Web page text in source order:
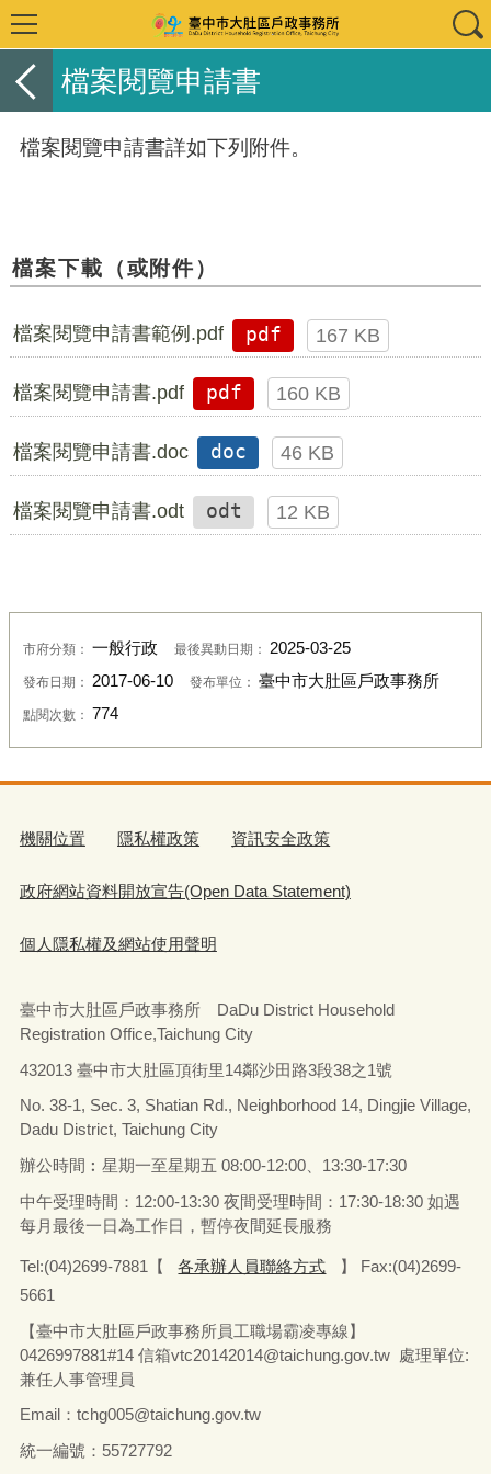
檔案閱覽申請書
檔案閱覽申請書詳如下列附件。
檔案下載（或附件）
檔案閱覽申請書範例.pdf pdf 167 KB
檔案閱覽申請書.pdf pdf 160 KB
檔案閱覽申請書.doc doc 46 KB
檔案閱覽申請書.odt odt 12 KB
市府分類： 一般行政 最後異動日期： 2025-03-25
發布日期： 2017-06-10 發布單位： 臺中市大肚區戶政事務所
點閱次數： 774
機關位置 隱私權政策 資訊安全政策
政府網站資料開放宣告(Open Data Statement)
個人隱私權及網站使用聲明
臺中市大肚區戶政事務所 DaDu District Household
Registration Office,Taichung City
432013 臺中市大肚區頂街里14鄰沙田路3段38之1號
No. 38-1, Sec. 3, Shatian Rd., Neighborhood 14, Dingjie Village,
Dadu District, Taichung City
辦公時間︰星期一至星期五 08:00-12:00、13:30-17:30
中午受理時間：12:00-13:30 夜間受理時間：17:30-18:30 如遇
每月最後一日為工作日，暫停夜間延長服務
Tel:(04)2699-7881【 各承辦人員聯絡方式
】 Fax:(04)2699-
5661
【臺中市大肚區戶政事務所員工職場霸凌專線】
0426997881#14 信箱vtc20142014@taichung.gov.tw 處理單位:
兼任人事管理員
Email：tchg005@taichung.gov.tw
統一編號：55727792